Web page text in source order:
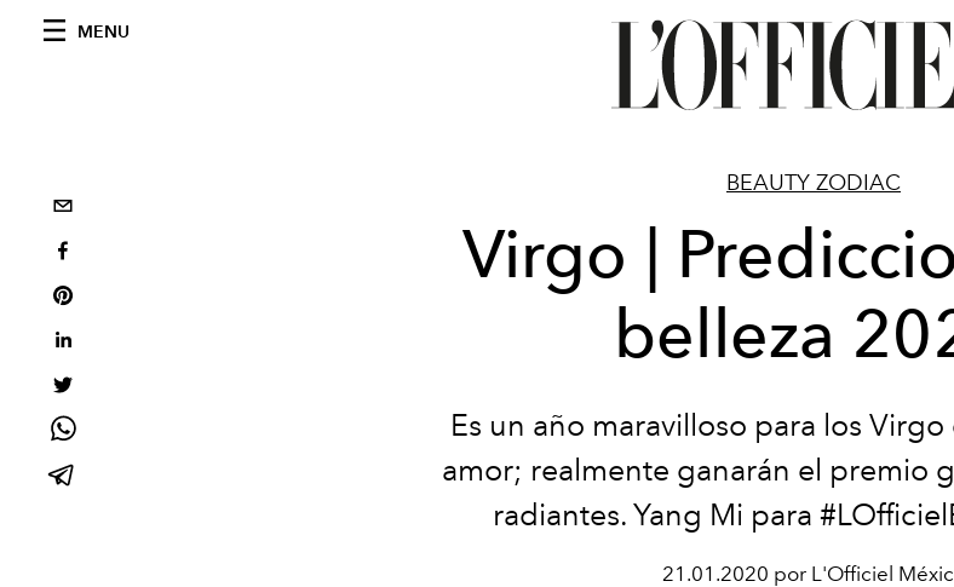
MENU
BEAUTY ZODIAC
Virgo |
belleza
Es un año maravilloso para los
amor; realmente ganarán el premio
radiantes. Yang Mi para
21.01.2020 por L'Officiel